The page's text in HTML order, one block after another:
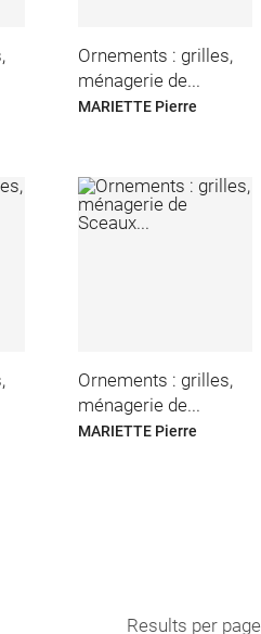
Ornements : grilles,
ménagerie de...
MARIETTE Pierre
Ornements : grilles,
ménagerie de...
MARIETTE Pierre
Results per page